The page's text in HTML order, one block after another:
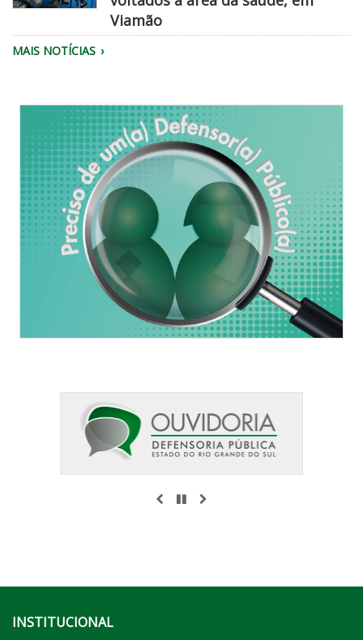
Equipe
da
atendimento.
Viamão
MAIS NOTÍCIAS
ANTERIOR
PAUSAR
INSTITUCIONAL